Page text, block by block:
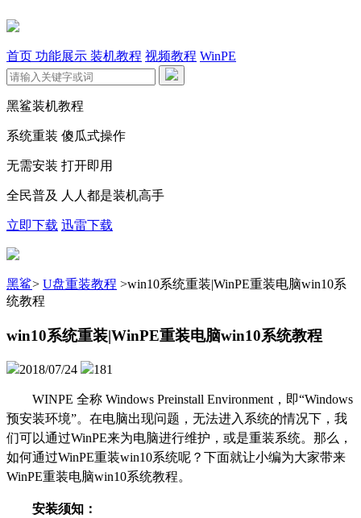
首页 功能展示 装机教程 视频教程 WinPE
黑鲨装机教程
系统重装 傻瓜式操作
无需安装 打开即用
全民普及 人人都是装机高手
立即下载 迅雷下载
黑鲨> U盘重装教程 >win10系统重装|WinPE重装电脑win10系
统教程
win10系统重装|WinPE重装电脑win10系统教程
2018/07/24 181
WINPE 全称 Windows Preinstall Environment，即“Windows
预安装环境”。在电脑出现问题，无法进入系统的情况下，我
们可以通过WinPE来为电脑进行维护，或是重装系统。那么，
如何通过WinPE重装win10系统呢？下面就让小编为大家带来
WinPE重装电脑win10系统教程。
安装须知：